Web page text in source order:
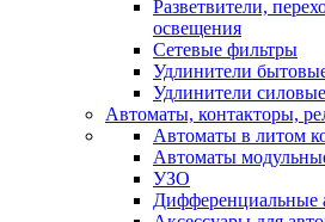
Разветвители,
освещения
Сетевые фильтры
Удлинители
Удлинители силовые
Автоматы, контакторы,
Автоматы в литом
Автоматы
УЗО
Дифференциальные